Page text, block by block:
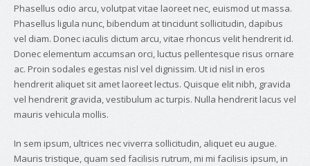
Phasellus odio arcu, volutpat vitae laoreet nec, euismod ut massa.
Phasellus ligula nunc, bibendum at tincidunt sollicitudin, dapibus
vel diam. Donec iaculis dictum arcu, vitae rhoncus velit hendrerit id.
Donec elementum accumsan orci, luctus pellentesque risus ornare
ac. Proin sodales egestas nisl vel dignissim. Ut id nisl in eros
hendrerit aliquet sit amet laoreet lectus. Quisque elit nibh, gravida
vel hendrerit gravida, vestibulum ac turpis. Nulla hendrerit lacus vel
mauris vehicula mollis.
In sem ipsum, ultrices nec viverra sollicitudin, aliquet eu augue.
Mauris tristique, quam sed facilisis rutrum, mi mi facilisis ipsum, in